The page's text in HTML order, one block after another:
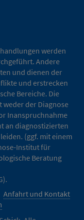
werden
Andere
und dienen der
und erstrecken
Bereiche. Die
der Diagnose
Inanspruchnahme
an diagnostizierten
(ggf. mit einem
Institut für
Beratung
Anfahrt und Kontakt